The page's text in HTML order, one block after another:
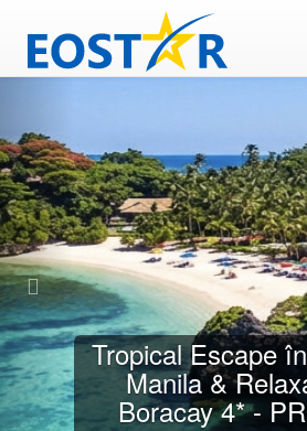
China & Hong
Aventură de
-